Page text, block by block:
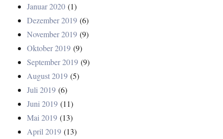
Januar 2020 (1)
Dezember 2019 (6)
November 2019 (9)
Oktober 2019 (9)
September 2019 (9)
August 2019 (5)
Juli 2019 (6)
Juni 2019 (11)
Mai 2019 (13)
April 2019 (13)